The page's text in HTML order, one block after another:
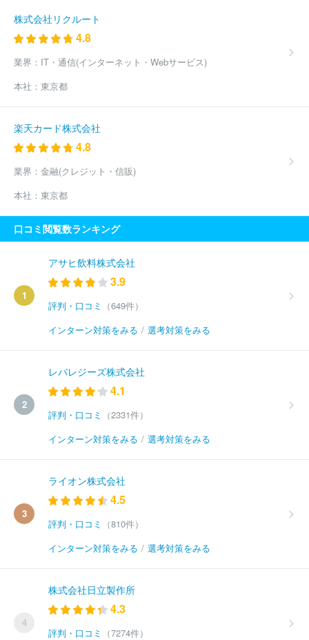
株式会社リクルート
4.8
業界： IT・通信(インターネット・Webサービス)
本社： 東京都
楽天カード株式会社
4.8
業界： 金融(クレジット・信販)
本社： 東京都
口コミ閲覧数ランキング
1
アサヒ飲料株式会社
3.9
評判・口コミ
（649件）
インターン対策をみる / 選考対策をみる
2
レバレジーズ株式会社
4.1
評判・口コミ
（2331件）
インターン対策をみる / 選考対策をみる
3
ライオン株式会社
4.5
評判・口コミ
（810件）
インターン対策をみる / 選考対策をみる
4
株式会社日立製作所
4.3
評判・口コミ
（7274件）